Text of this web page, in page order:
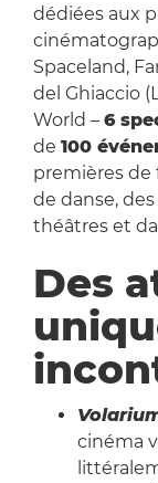
dédiées aux
Spaceland,
del Ghiaccio
World – 6
de 100
premières de
de danse,
théâtres et
Des
cinéma